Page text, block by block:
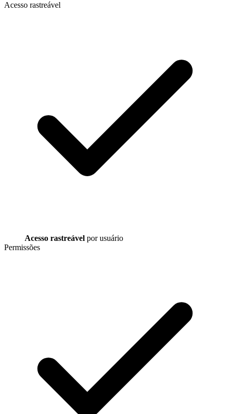
Acesso rastreável
Acesso rastreável por usuário
Permissões